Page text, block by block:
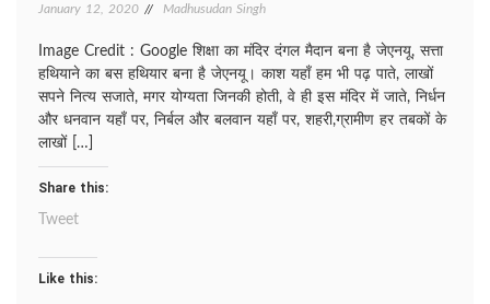
January 12, 2020 Madhusudan Singh
Image Credit : Google शिक्षा का मंदिर दंगल मैदान बना है जेएनयू, सत्ता
हथियाने का बस हथियार बना है जेएनयू। काश यहाँ हम भी पढ़ पाते, लाखों
सपने नित्य सजाते, मगर योग्यता जिनकी होती, वे ही इस मंदिर में जाते, निर्धन
और धनवान यहाँ पर, निर्बल और बलवान यहाँ पर, शहरी,ग्रामीण हर तबकों के
लाखों […]
Share this:
Tweet
Like this: